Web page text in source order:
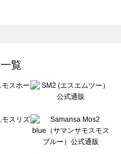
ンサモスモス）の一覧
）の一覧
覧